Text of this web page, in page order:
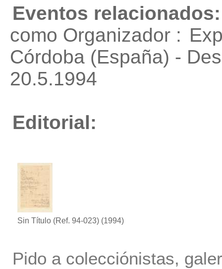
Eventos relacionados:
como Organizador :
Córdoba (España) -
20.5.1994
Editorial:
Sin Título (Ref. 94-023) (1994)
Pido a colecciónistas,